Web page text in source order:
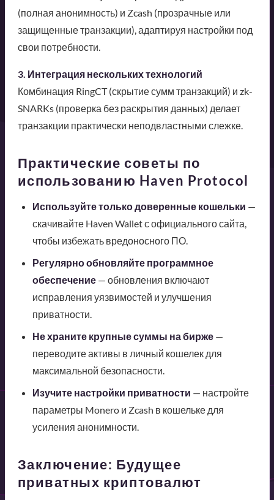
(полная анонимность) и Zcash (прозрачные или
защищенные транзакции), адаптируя настройки под
свои потребности.
3. Интеграция нескольких технологий
Комбинация RingCT (скрытие сумм транзакций) и zk-
SNARKs (проверка без раскрытия данных) делает
транзакции практически неподвластными слежке.
Практические советы по
использованию Haven Protocol
Используйте только доверенные кошельки —
скачивайте Haven Wallet с официального сайта,
чтобы избежать вредоносного ПО.
Регулярно обновляйте программное
обеспечение— обновления включают
исправления уязвимостей и улучшения
приватности.
Не храните крупные суммы на бирже—
переводите активы в личный кошелек для
максимальной безопасности.
Изучите настройки приватности — настройте
параметры Monero и Zcash в кошельке для
усиления анонимности.
Заключение: Будущее
приватных криптовалют